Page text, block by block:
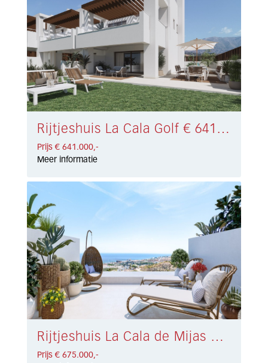
Rijtjeshuis La Cala Golf € 641.000,-
Prijs € 641.000,-
Meer informatie
Rijtjeshuis La Cala de Mijas € 675.000,-
Prijs € 675.000,-